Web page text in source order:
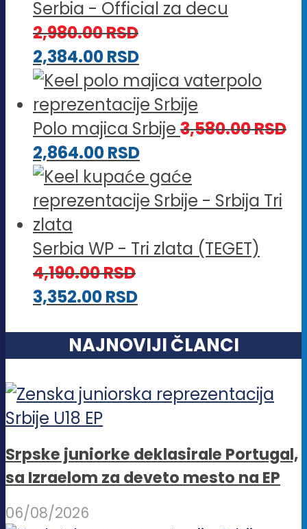
Serbia - Official za decu
2,980.00RSD
2,384.00RSD
Polo majica Srbije 3,580.00RSD
2,864.00RSD
Serbia WP - Tri zlata (TEGET)
4,190.00RSD
3,352.00RSD
NAJNOVIJI ČLANCI
Srpske juniorke deklasirale Portugal,
sa Izraelom za deveto mesto na EP
06/08/2026